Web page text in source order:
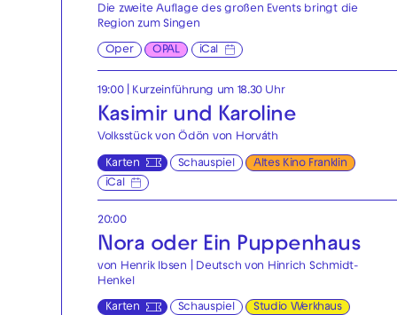
Die zweite Auflage des großen Events bringt die
Region zum Singen
Oper OPAL iCal
19:00 | Kurzeinführung um 18.30 Uhr
Kasimir und Karoline
Volksstück von Ödön von Horváth
Karten Schauspiel
Altes Kino Franklin
iCal
20:00
Nora oder Ein Puppenhaus
von Henrik Ibsen | Deutsch von Hinrich Schmidt-
Henkel
Karten Schauspiel
Studio Werkhaus